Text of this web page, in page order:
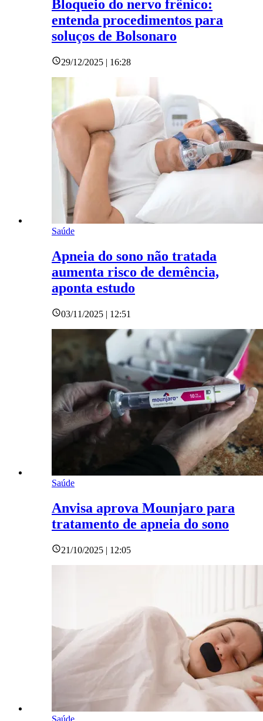
Bloqueio do nervo frênico:
entenda procedimentos para
soluços de Bolsonaro
29/12/2025 | 16:28
Saúde
Apneia do sono não tratada
aumenta risco de demência,
aponta estudo
03/11/2025 | 12:51
Saúde
Anvisa aprova Mounjaro para
tratamento de apneia do sono
21/10/2025 | 12:05
Saúde